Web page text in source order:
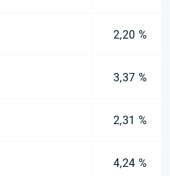
2,20 %
3,37 %
2,31 %
4,24 %